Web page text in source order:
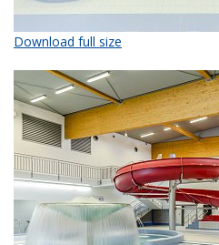
Download full size